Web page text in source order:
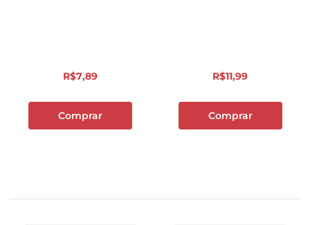
R$7,89
Comprar
R$11,99
Comprar